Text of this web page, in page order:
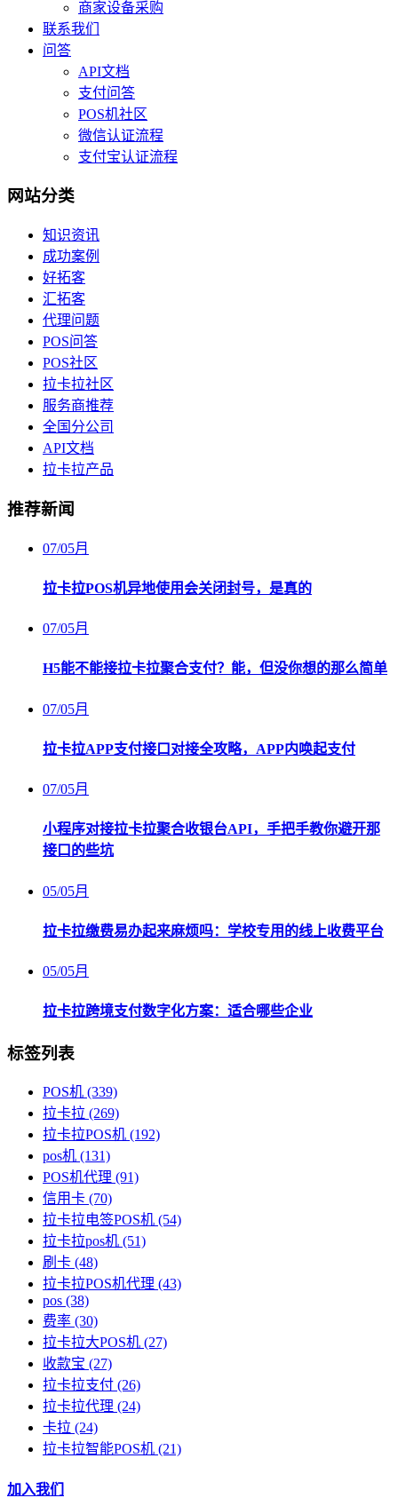
商家设备采购
联系我们
问答
API文档
支付问答
POS机社区
微信认证流程
支付宝认证流程
网站分类
知识资讯
成功案例
好拓客
汇拓客
代理问题
POS问答
POS社区
拉卡拉社区
服务商推荐
全国分公司
API文档
拉卡拉产品
推荐新闻
07/05月
拉卡拉POS机异地使用会关闭封号，是真的
07/05月
H5能不能接拉卡拉聚合支付？能，但没你想的那么简单
07/05月
拉卡拉APP支付接口对接全攻略，APP内唤起支付
07/05月
小程序对接拉卡拉聚合收银台API，手把手教你避开那
接口的些坑
05/05月
拉卡拉缴费易办起来麻烦吗：学校专用的线上收费平台
05/05月
拉卡拉跨境支付数字化方案：适合哪些企业
标签列表
POS机 (339)
拉卡拉 (269)
拉卡拉POS机 (192)
pos机 (131)
POS机代理 (91)
信用卡 (70)
拉卡拉电签POS机 (54)
拉卡拉pos机 (51)
刷卡 (48)
拉卡拉POS机代理 (43)
pos (38)
费率 (30)
拉卡拉大POS机 (27)
收款宝 (27)
拉卡拉支付 (26)
拉卡拉代理 (24)
卡拉 (24)
拉卡拉智能POS机 (21)
加入我们